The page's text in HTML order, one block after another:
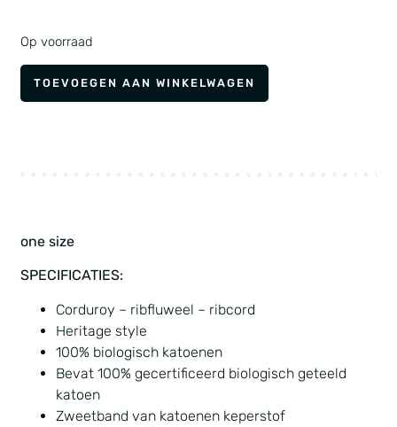
Op voorraad
TOEVOEGEN AAN WINKELWAGEN
one size
SPECIFICATIES:
Corduroy – ribfluweel – ribcord
Heritage style
100% biologisch katoenen
Bevat 100% gecertificeerd biologisch geteeld
katoen
Zweetband van katoenen keperstof